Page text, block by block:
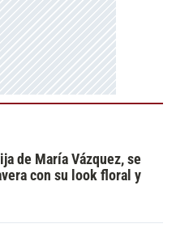
de María Vázquez, se
con su look floral y